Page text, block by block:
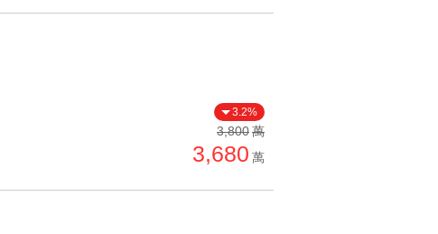
3.2%
3,800萬
3,680 萬